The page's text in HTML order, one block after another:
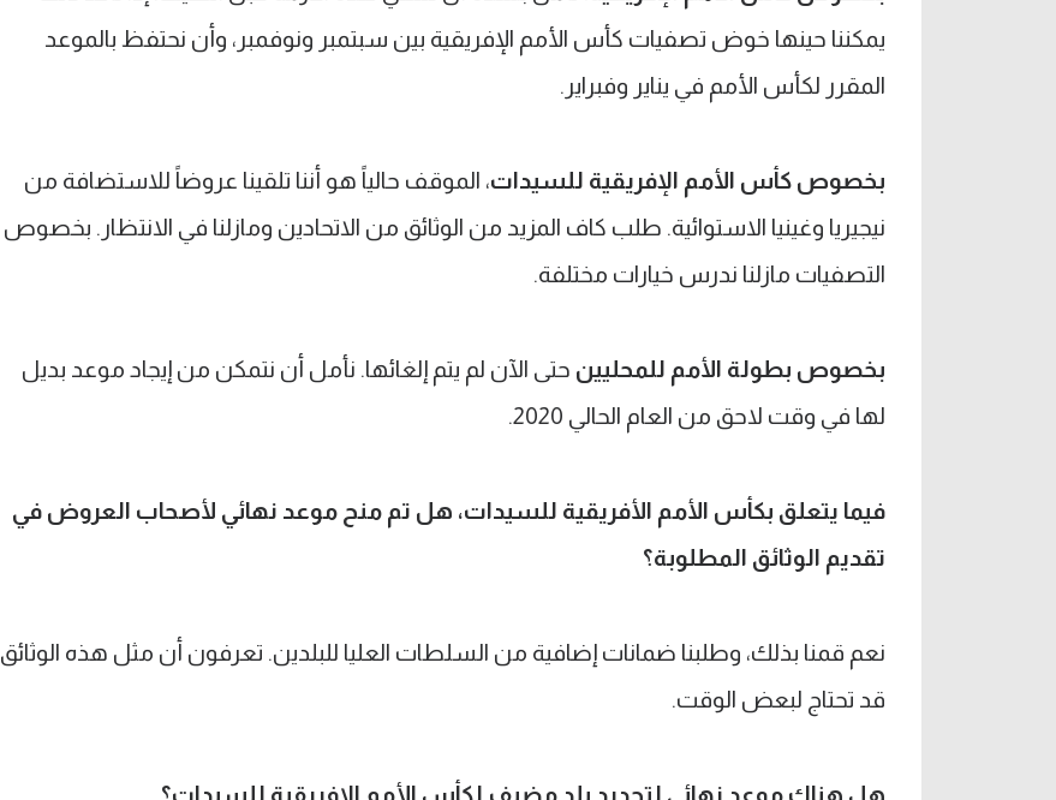
يمكننا حينها خوض تصفيات كأس الأمم الإفريقية بين سبتمبر ونوفمبر، وأن نحتفظ بالموعد
المقرر لكأس الأمم في يناير وفبراير.
بخصوص كأس الأمم الإفريقية للسيدات، الموقف حالياً هو أننا تلقينا عروضاً للاستضافة من
نيجيريا وغينيا الاستوائية. طلب كاف المزيد من الوثائق من الاتحادين ومازلنا في الانتظار. بخصوص
التصفيات مازلنا ندرس خيارات مختلفة.
بخصوص بطولة الأمم للمحليين حتى الآن لم يتم إلغائها. نأمل أن نتمكن من إيجاد موعد بديل
لها في وقت لاحق من العام الحالي 2020.
فيما يتعلق بكأس الأمم الأفريقية للسيدات، هل تم منح موعد نهائي لأصحاب العروض في
تقديم الوثائق المطلوبة؟
نعم قمنا بذلك، وطلبنا ضمانات إضافية من السلطات العليا للبلدين. تعرفون أن مثل هذه الوثائق
قد تحتاج لبعض الوقت.
هل هناك موعد نهائي لتحديد بلد مضيف لكأس الأمم الإفريقية للسيدات؟